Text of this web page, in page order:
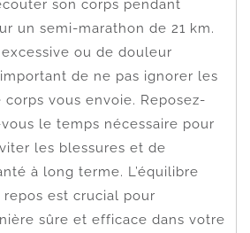
son corps pendant
un semi-marathon de 21 km.
ou de douleur
de ne pas ignorer les
vous envoie. Reposez-
le temps nécessaire pour
les blessures et de
à long terme. L’équilibre
est crucial pour
sûre et efficace dans votre